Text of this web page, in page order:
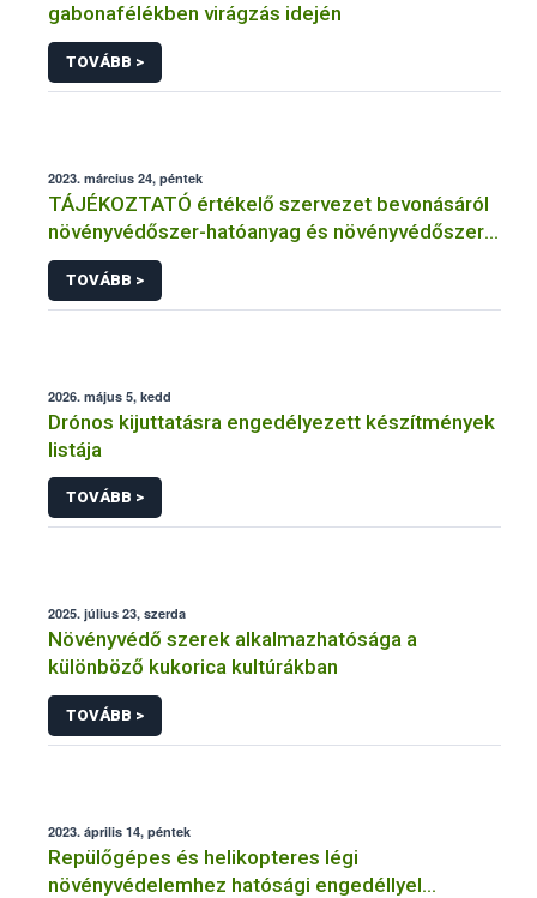
gabonafélékben virágzás idején
TOVÁBB >
2023. március 24, péntek
TÁJÉKOZTATÓ értékelő szervezet bevonásáról
növényvédőszer-hatóanyag és növényvédőszer
engedélyezésére, továbbá a meglévő engedély
meghosszabbítására vagy módosítására irányuló
eljárásba
TOVÁBB >
2026. május 5, kedd
Drónos kijuttatásra engedélyezett készítmények
listája
TOVÁBB >
2025. július 23, szerda
Növényvédő szerek alkalmazhatósága a
különböző kukorica kultúrákban
TOVÁBB >
2023. április 14, péntek
Repülőgépes és helikopteres légi
növényvédelemhez hatósági engedéllyel